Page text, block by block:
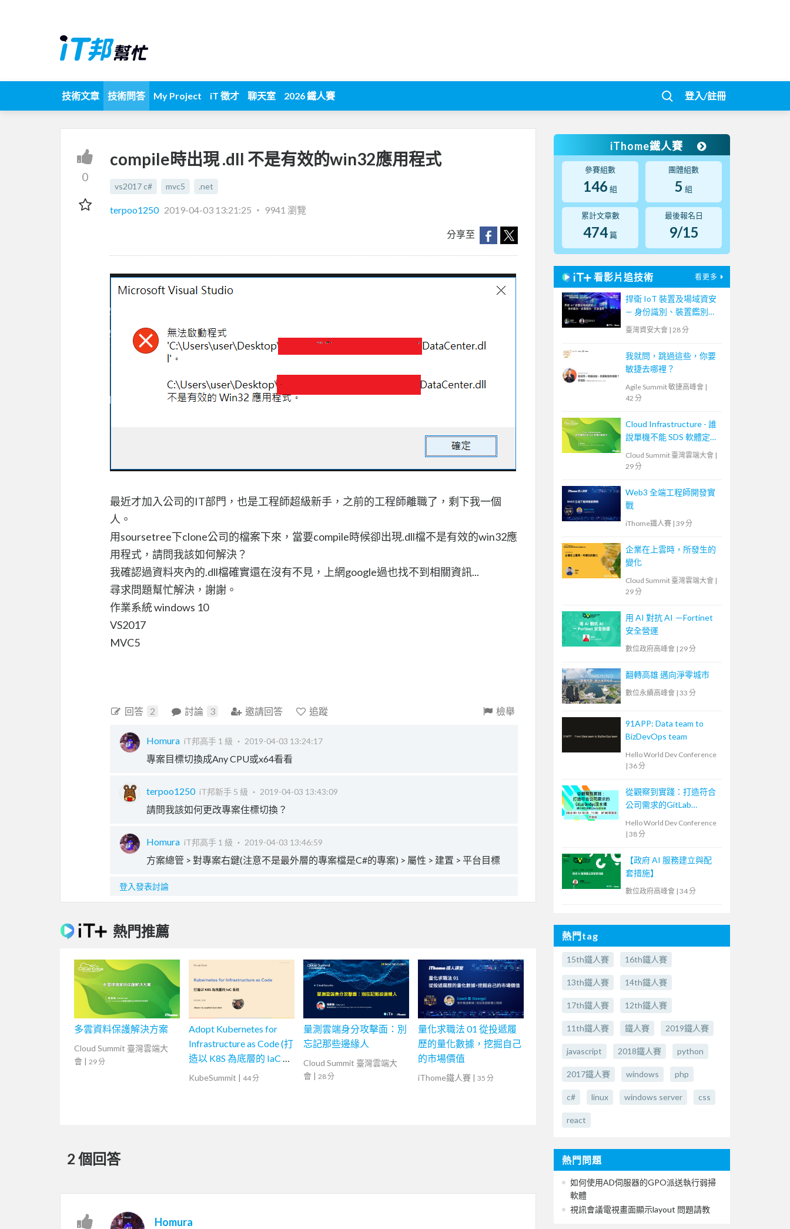
技術文章 技術問答 My Project iT 徵才 聊天室 2026 鐵人賽 登入/註冊
0
compile時出現 .dll 不是有效的win32應用程式
vs2017 c# mvc5 .net
terpoo1250 2019-04-03 13:21:25 ‧ 9941 瀏覽
分享至
最近才加入公司的IT部門，也是工程師超級新手，之前的工程師離職了，剩下我一個
人。
用soursetree下clone公司的檔案下來，當要compile時候卻出現.dll檔不是有效的win32應
用程式，請問我該如何解決？
我確認過資料夾內的.dll檔確實還在沒有不見，上網google過也找不到相關資訊...
尋求問題幫忙解決，謝謝。
作業系統 windows 10
VS2017
MVC5
回答 2 討論 3 邀請回答 追蹤 檢舉
Homura iT邦高手 1 級 ‧ 2019-04-03 13:24:17
專案目標切換成Any CPU或x64看看
terpoo1250 iT邦新手 5 級 ‧ 2019-04-03 13:43:09
請問我該如何更改專案住標切換？
Homura iT邦高手 1 級 ‧ 2019-04-03 13:46:59
方案總管 > 對專案右鍵(注意不是最外層的專案檔是C#的專案) > 屬性 > 建置 > 平台目標
登入發表討論
熱門推薦
多雲資料保護解決方案
Cloud Summit 臺灣雲端大
會 | 29 分
Adopt Kubernetes for
Infrastructure as Code (打
造以 K8S 為底層的 IaC 系
統）
KubeSummit | 44 分
量測雲端身分攻擊面：別
忘記那些邊緣人
Cloud Summit 臺灣雲端大
會 | 28 分
量化求職法 01 從投遞履
歷的量化數據，挖掘自己
的市場價值
iThome鐵人賽 | 35 分
2 個回答
Homura
iThome鐵人賽
參賽組數
146 組
團體組數
5 組
累計文章數
474 篇
最後報名日
9/15
看影片追技術 看更多
捍衛 IoT 裝置及場域資安
— 身份識別、裝置鑑別、
災害還原
臺灣資安大會 | 28 分
我就問，跳過這些，你要
敏捷去哪裡？
Agile Summit 敏捷高峰會 |
42 分
Cloud Infrastructure - 誰
說單機不能 SDS 軟體定義
Cloud Summit 臺灣雲端大會 |
29 分
Web3 全端工程師開發實
戰
iThome鐵人賽 | 39 分
企業在上雲時，所發生的
變化
Cloud Summit 臺灣雲端大會 |
29 分
用 AI 對抗 AI －Fortinet
安全營運
數位政府高峰會 | 29 分
翻轉高雄 邁向淨零城市
數位永續高峰會 | 33 分
91APP: Data team to
BizDevOps team
Hello World Dev Conference
| 36 分
從觀察到實踐：打造符合
公司需求的GitLab
Hello World Dev Conference
| 38 分
【政府 AI 服務建立與配
套措施】
數位政府高峰會 | 34 分
熱門tag
15th鐵人賽 16th鐵人賽
13th鐵人賽 14th鐵人賽
17th鐵人賽 12th鐵人賽
11th鐵人賽 鐵人賽 2019鐵人賽
javascript 2018鐵人賽 python
2017鐵人賽 windows php
c# linux windows server css
react
熱門問題
如何使用AD伺服器的GPO派送執行弱掃
軟體
視訊會議電視畫面顯示layout 問題請教